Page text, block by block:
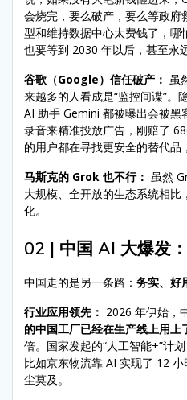
会烧完，要么破产，要么等政
型和维持数据中心太费钱了，
也要等到 2030 年以后，甚至永
谷歌（Google）信任破产： 虽
来越多的人看成是“监控间谍”。
AI 助手 Gemini 都被曝出会被黑
录音来精准投放广告，刚赔了
的用户都在寻找更安全的替代品
马斯克的 Grok 也不行： 虽然
大规模、全开放的生态系统相
化。
02 | 中国 AI 大爆发
中国走的是另一条路： 务实、好
行业应用领先： 2026 年伊始，
的中国工厂已经在生产线上用上
倍。国家发起的“人工智能+”计
比如京东物流靠 AI 实现了 12
尘莫及。